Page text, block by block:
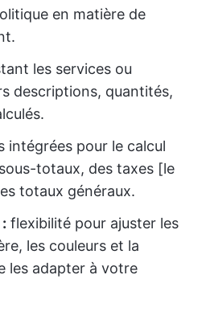
en matière de
les services ou
descriptions, quantités,
intégrées pour le calcul
totaux, des taxes [le
totaux généraux.
flexibilité pour ajuster les
les couleurs et la
les adapter à votre